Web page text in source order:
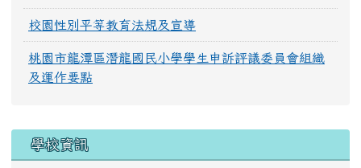
校園性別平等教育法規及宣導
桃園市龍潭區潛龍國民小學學生申訴評議委員會組織
及運作要點
學校資訊